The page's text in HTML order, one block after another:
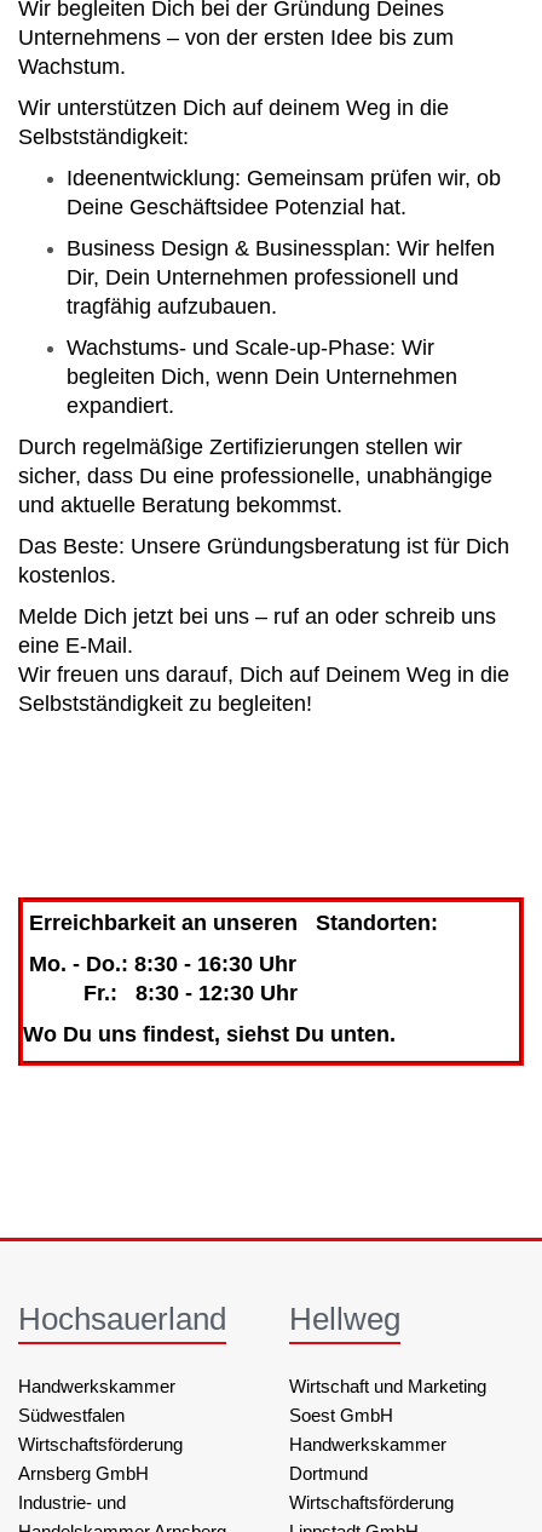
Wir begleiten Dich bei der Gründung Deines
Unternehmens – von der ersten Idee bis zum
Wachstum.
Wir unterstützen Dich auf deinem Weg in die
Selbstständigkeit:
Ideenentwicklung: Gemeinsam prüfen wir, ob
Deine Geschäftsidee Potenzial hat.
Business Design & Businessplan: Wir helfen
Dir, Dein Unternehmen professionell und
tragfähig aufzubauen.
Wachstums- und Scale-up-Phase: Wir
begleiten Dich, wenn Dein Unternehmen
expandiert.
Durch regelmäßige Zertifizierungen stellen wir
sicher, dass Du eine professionelle, unabhängige
und aktuelle Beratung bekommst.
Das Beste: Unsere Gründungsberatung ist für Dich
kostenlos.
Melde Dich jetzt bei uns – ruf an oder schreib uns
eine E-Mail.
Wir freuen uns darauf, Dich auf Deinem Weg in die
Selbstständigkeit zu begleiten!
Erreichbarkeit an unseren Standorten:
Mo. - Do.: 8:30 - 16:30 Uhr
Fr.: 8:30 - 12:30 Uhr
Wo Du uns findest, siehst Du unten.
Hochsauerland
Handwerkskammer
Südwestfalen
Wirtschaftsförderung
Arnsberg GmbH
Industrie- und
Hellweg
Wirtschaft und Marketing
Soest GmbH
Handwerkskammer
Dortmund
Wirtschaftsförderung